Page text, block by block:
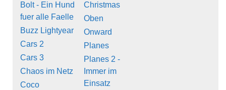
Bolt - Ein Hund
fuer alle Faelle
Buzz Lightyear
Cars 2
Cars 3
Chaos im Netz
Coco
Christmas
Oben
Onward
Planes
Planes 2 -
Immer im
Einsatz